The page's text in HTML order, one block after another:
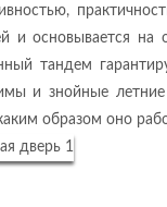
и основывается
тандем
и знойные
образом оно